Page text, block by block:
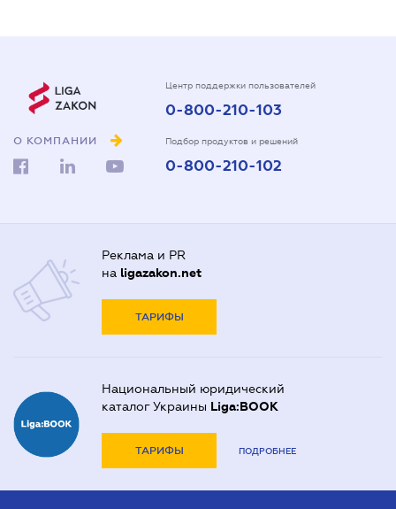
О КОМПАНИИ
Центр поддержки пользователей
0-800-210-103
Подбор продуктов и решений
0-800-210-102
Реклама и PR
на ligazakon.net
ТАРИФЫ
Национальный юридический
каталог Украины Liga:BOOK
ТАРИФЫ ПОДРОБНЕЕ